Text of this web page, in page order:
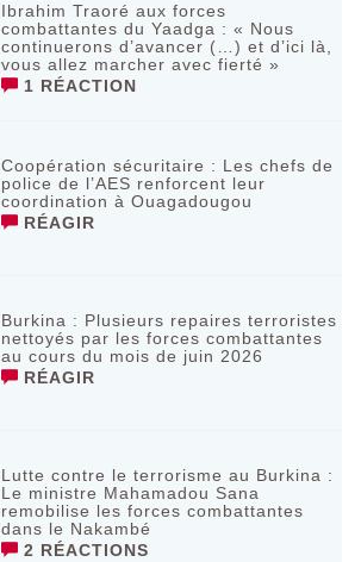
Ibrahim Traoré aux forces
combattantes du Yaadga : « Nous
continuerons d’avancer (…) et d’ici là,
vous allez marcher avec fierté »
1 RÉACTION
Coopération sécuritaire : Les chefs de
police de l’AES renforcent leur
coordination à Ouagadougou
RÉAGIR
‎Burkina : Plusieurs repaires terroristes
nettoyés par les forces combattantes
au cours du mois de juin 2026
RÉAGIR
Lutte contre le terrorisme au Burkina :
Le ministre Mahamadou Sana
remobilise les forces combattantes
dans le Nakambé
2 RÉACTIONS